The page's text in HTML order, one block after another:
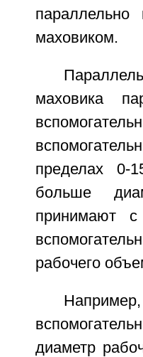
маховиком.
маховика
пределах 0-
больше
принимают
рабочего
диаметр